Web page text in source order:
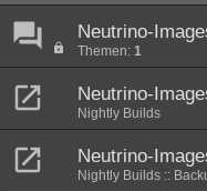
Neutrino-
Themen: 1
Neutrino-
Nightly Builds
Neutrino-
Nightly Builds ::